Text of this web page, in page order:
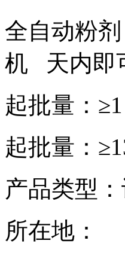
全自动粉
机 天内即
起批量：
起批量：
产品类型
所在地：